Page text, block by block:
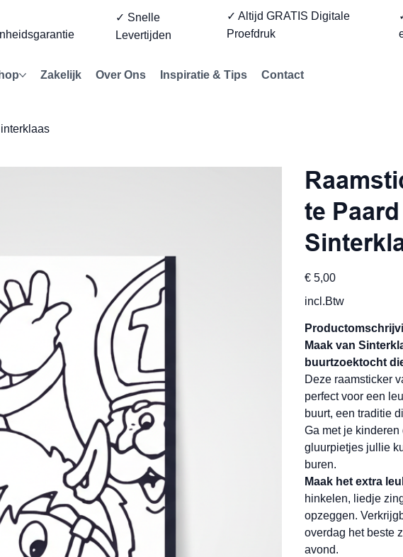
✓ Snelle
Levertijden
✓ Altijd GRATIS Digitale
Proefdruk
Zakelijk Over Ons Inspiratie & Tips Contact
te
Prijs
€ 5,00
incl.Btw
Maak van
buurtzoektocht
Deze raamsticker
perfect voor een
buurt, een traditie
Ga met je
gluurpietjes jullie
buren.
Maak het extra
hinkelen, liedje
opzeggen.
overdag het beste
avond.